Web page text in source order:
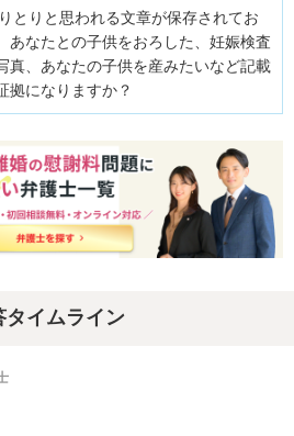
とりと思われる文章が保存されてお
あなたとの子供をおろした、妊娠検査
真、あなたの子供を産みたいなど記載
拠になりますか？
タイムライン